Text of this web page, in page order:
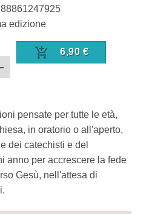
edizione
6,90 €
pensate per tutte le età,
in oratorio o all'aperto,
dei catechisti e del
anno per accrescere la fede
Gesù, nell'attesa di